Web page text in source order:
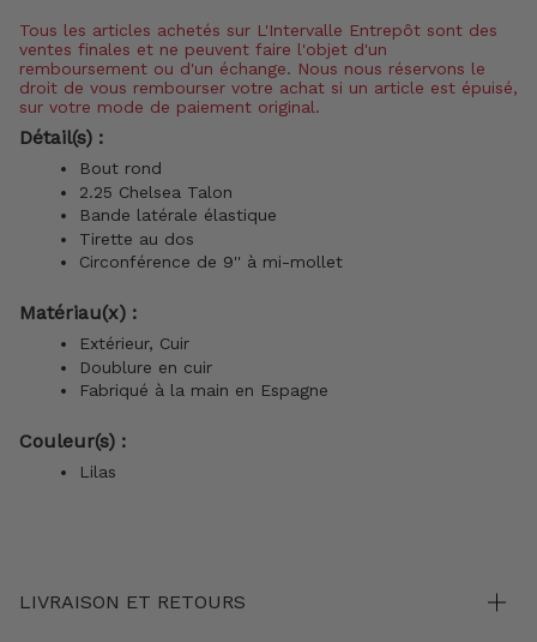
Tous les articles achetés sur L'Intervalle Entrepôt sont des
ventes finales et ne peuvent faire l'objet d'un
remboursement ou d'un échange. Nous nous réservons le
droit de vous rembourser votre achat si un article est épuisé,
sur votre mode de paiement original.
Détail(s) :
Bout rond
2.25 Chelsea Talon
Bande latérale élastique
Tirette au dos
Circonférence de 9'' à mi-mollet
Matériau(x) :
Extérieur, Cuir
Doublure en cuir
Fabriqué à la main en Espagne
Couleur(s) :
Lilas
LIVRAISON ET RETOURS